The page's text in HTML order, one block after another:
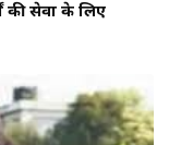
की सेवा के लिए